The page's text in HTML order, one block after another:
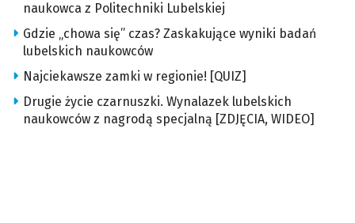
naukowca z Politechniki Lubelskiej
Gdzie „chowa się” czas? Zaskakujące wyniki badań
lubelskich naukowców
Najciekawsze zamki w regionie! [QUIZ]
Drugie życie czarnuszki. Wynalazek lubelskich
naukowców z nagrodą specjalną [ZDJĘCIA, WIDEO]